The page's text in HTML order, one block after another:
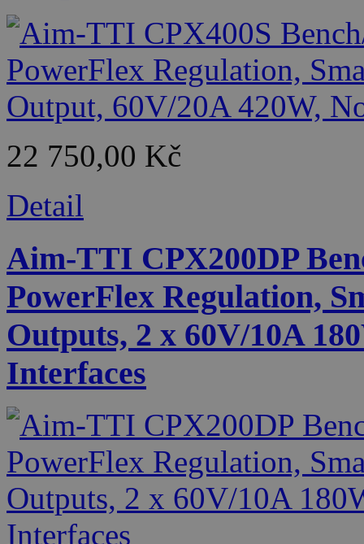
22 750,00 Kč
Detail
Aim-TTI CPX200DP
PowerFlex Regulation,
Outputs, 2 x 60V/10A
Interfaces